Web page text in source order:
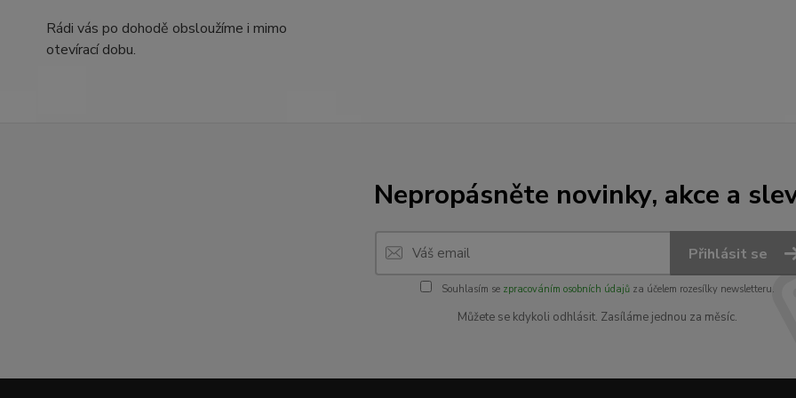
Rádi vás po dohodě obsloužíme i mimo
otevírací dobu.
Nepropásněte novinky, akce a
Přihlásit se
Souhlasím se zpracováním osobních údajůza účelem rozesílky newsletteru.
Můžete se kdykoli odhlásit. Zasíláme jednou za měsíc.